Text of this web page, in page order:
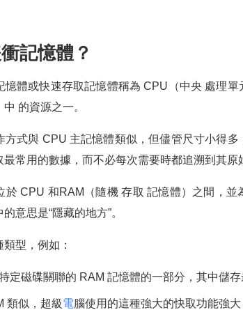
記憶體？
憶體或快速存取記憶體稱為 CPU（中央 處理
的資源之一。
方式與 CPU 主記憶體類似，但儘管尺寸小得多
最常用的數據，而不必每次需要時都追溯到其原
於 CPU 和RAM（隨機 存取 記憶體）之間，並
意思是“隱藏的地方”。
型，例如：
定磁碟關聯的 RAM 記憶體的一部分，其中儲
類似，超級電腦使用的這種強大的快取功能強大